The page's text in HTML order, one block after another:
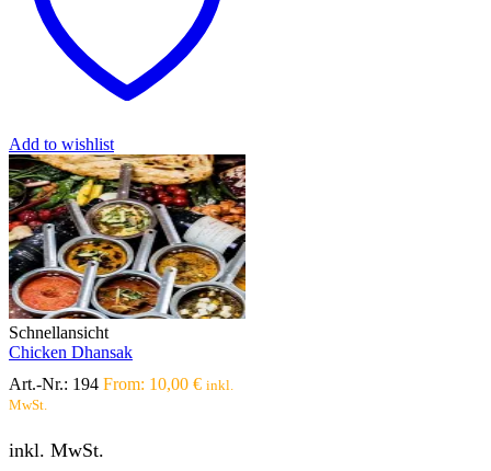
Optionen
können
auf
der
Add to wishlist
Schnellansicht
Chicken Dhansak
Art.-Nr.: 194 From: 10,00 € inkl.
MwSt.
inkl. MwSt.